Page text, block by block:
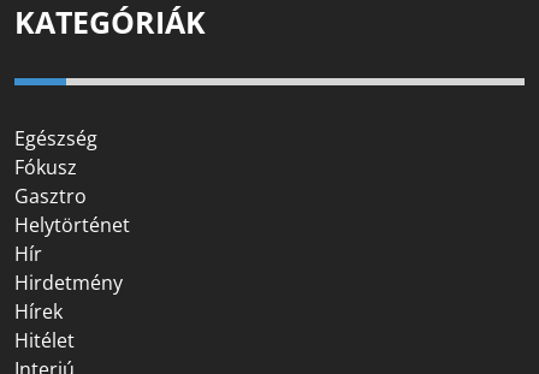
KATEGÓRIÁK
Egészség
Fókusz
Gasztro
Helytörténet
Hír
Hirdetmény
Hírek
Hitélet